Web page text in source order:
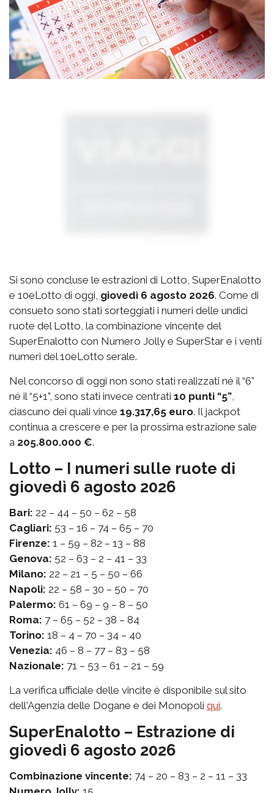
Si sono concluse le estrazioni di Lotto, SuperEnalotto
e 10eLotto di oggi, giovedì 6 agosto 2026. Come di
consueto sono stati sorteggiati i numeri delle undici
ruote del Lotto, la combinazione vincente del
SuperEnalotto con Numero Jolly e SuperStar e i venti
numeri del 10eLotto serale.
Nel concorso di oggi non sono stati realizzati né il “6”
né il “5+1”, sono stati invece centrati 10 punti “5”,
ciascuno dei quali vince 19.317,65 euro. Il jackpot
continua a crescere e per la prossima estrazione sale
a 205.800.000 €.
Lotto – I numeri sulle ruote di
giovedì 6 agosto 2026
Bari: 22 – 44 – 50 – 62 – 58
Cagliari: 53 – 16 – 74 – 65 – 70
Firenze: 1 – 59 – 82 – 13 – 88
Genova: 52 – 63 – 2 – 41 – 33
Milano: 22 – 21 – 5 – 50 – 66
Napoli: 22 – 58 – 30 – 50 – 70
Palermo: 61 – 69 – 9 – 8 – 50
Roma: 7 – 65 – 52 – 38 – 84
Torino: 18 – 4 – 70 – 34 – 40
Venezia: 46 – 8 – 77 – 83 – 58
Nazionale: 71 – 53 – 61 – 21 – 59
La verifica ufficiale delle vincite è disponibile sul sito
dell'Agenzia delle Dogane e dei Monopoli qui.
SuperEnalotto – Estrazione di
giovedì 6 agosto 2026
Combinazione vincente: 74 – 20 – 83 – 2 – 11 – 33